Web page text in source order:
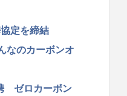
定を締結
なのカーボンオ
ゼロカーボン